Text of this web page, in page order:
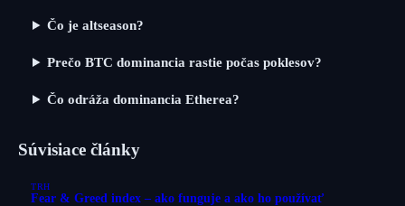
Čo je altseason?
Prečo BTC dominancia rastie počas poklesov?
Čo odráža dominancia Etherea?
Súvisiace články
TRH
Fear & Greed index – ako funguje a ako ho používať